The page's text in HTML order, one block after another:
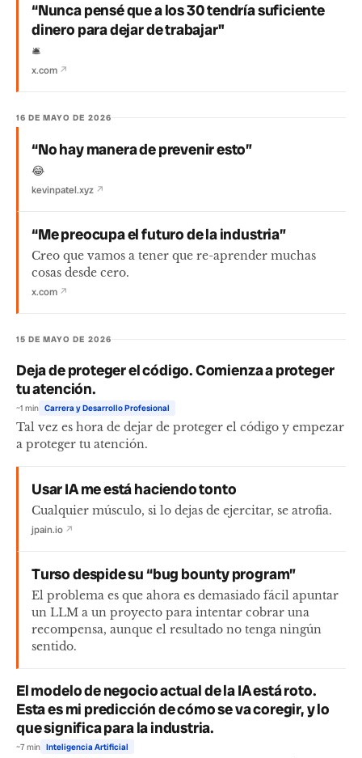
“Nunca pensé que a los 30 tendría suficiente
dinero para dejar de trabajar"
🛎️
x.com ↗
16 DE MAYO DE 2026
“No hay manera de prevenir esto”
😂
kevinpatel.xyz ↗
“Me preocupa el futuro de la industria”
Creo que vamos a tener que re-aprender muchas
cosas desde cero.
x.com ↗
15 DE MAYO DE 2026
Deja de proteger el código. Comienza a proteger
tu atención.
~1 min Carrera y Desarrollo Profesional
Tal vez es hora de dejar de proteger el código y empezar
a proteger tu atención.
Usar IA me está haciendo tonto
Cualquier músculo, si lo dejas de ejercitar, se atrofia.
jpain.io ↗
Turso despide su “bug bounty program”
El problema es que ahora es demasiado fácil apuntar
un LLM a un proyecto para intentar cobrar una
recompensa, aunque el resultado no tenga ningún
sentido.
El modelo de negocio actual de la IA está roto.
Esta es mi predicción de cómo se va coregir, y lo
que significa para la industria.
~7 min Inteligencia Artificial